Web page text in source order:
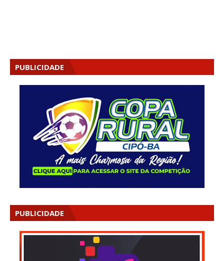
PUBLICIDADE
PUBLICIDADE